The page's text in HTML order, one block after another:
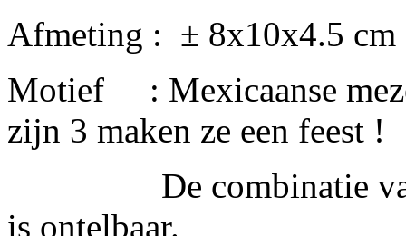
Afmeting : ± 8x10x4.5 cm
Motief : Mexicaanse
zijn 3 maken ze een feest !
De combinatie van
is ontelbaar.